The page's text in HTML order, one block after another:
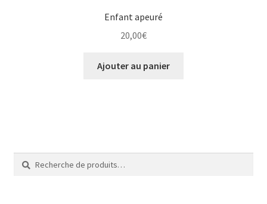
Enfant apeuré
20,00€
Ajouter au panier
Recherche
pour :
Recherche